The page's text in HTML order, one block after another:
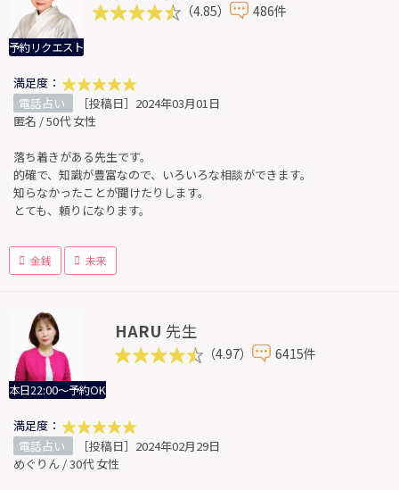
予約リクエスト
（4.85） 486件
満足度：
電話占い
［投稿日］2024年03月01日
匿名 / 50代 女性
落ち着きがある先生です。
的確で、知識が豊富なので、いろいろな相談ができます。
知らなかったことが聞けたりします。
とても、頼りになります。
金銭 未来
本日22:00～予約OK
HARU 先生
（4.97） 6415件
満足度：
電話占い
［投稿日］2024年02月29日
めぐりん / 30代 女性